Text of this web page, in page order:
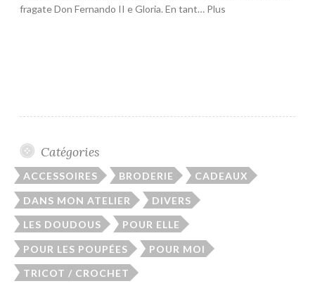
fragate Don Fernando II e Gloria. En tant… Plus
Catégories
ACCESSOIRES BRODERIE CADEAUX
DANS MON ATELIER DIVERS
LES DOUDOUS POUR ELLE
POUR LES POUPÉES POUR MOI
TRICOT / CROCHET